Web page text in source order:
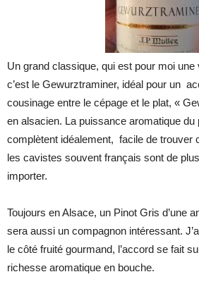
Un grand classique, qui est pour moi
c’est le Gewurztraminer, idéal pour un
cousinage entre le cépage et le plat, «
en alsacien. La puissance aromatique du
complètent idéalement, facile de trouver
les cavistes souvent français sont de
importer.
Toujours en Alsace, un Pinot Gris d’une
sera aussi un compagnon intéressant.
le côté fruité gourmand, l’accord se fait
richesse aromatique en bouche.